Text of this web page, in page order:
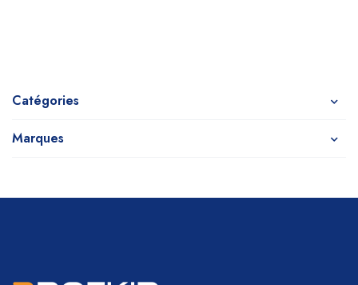
Catégories
Marques